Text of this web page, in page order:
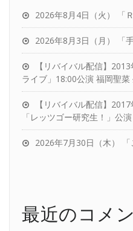
2026年8月4日（火） 「
2026年8月3日（月） 「
【リバイバル配信】
ライブ」18:00公演 福岡聖菜
【リバイバル配信】
「レッツゴー研究生！」公
2026年7月30日（木）
最近のコメ